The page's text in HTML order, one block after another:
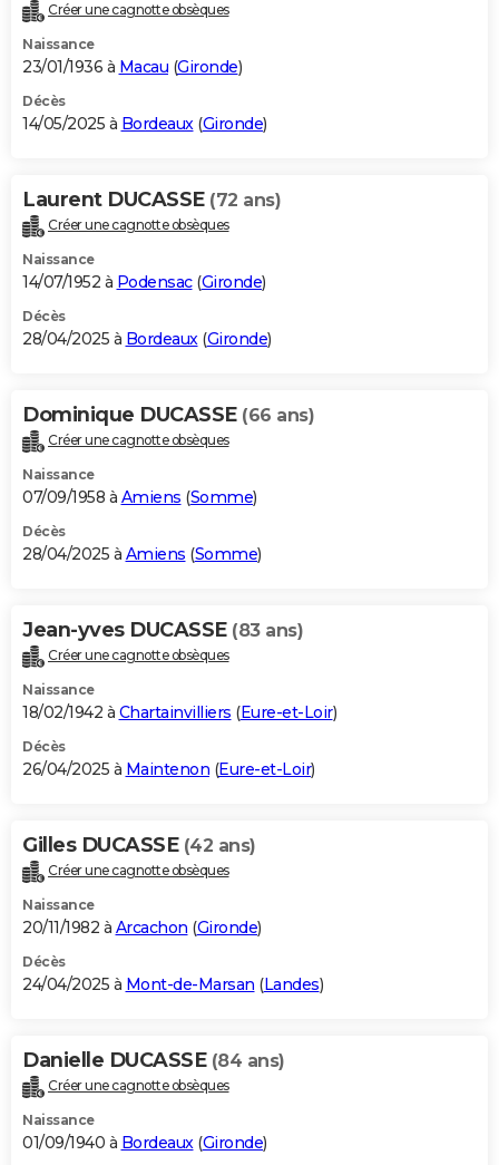
Créer une cagnotte obsèques
Naissance
23/01/1936 à Macau (Gironde)
Décès
14/05/2025 à Bordeaux(Gironde)
Laurent DUCASSE (72 ans)
Créer une cagnotte obsèques
Naissance
14/07/1952 à Podensac(Gironde)
Décès
28/04/2025 à Bordeaux(Gironde)
Dominique DUCASSE (66 ans)
Créer une cagnotte obsèques
Naissance
07/09/1958 à Amiens (Somme)
Décès
28/04/2025 à Amiens (Somme)
Jean-yves DUCASSE (83 ans)
Créer une cagnotte obsèques
Naissance
18/02/1942 à Chartainvilliers (Eure-et-Loir)
Décès
26/04/2025 à Maintenon (Eure-et-Loir)
Gilles DUCASSE (42 ans)
Créer une cagnotte obsèques
Naissance
20/11/1982 à Arcachon (Gironde)
Décès
24/04/2025 à Mont-de-Marsan (Landes)
Danielle DUCASSE (84 ans)
Créer une cagnotte obsèques
Naissance
01/09/1940 à Bordeaux(Gironde)